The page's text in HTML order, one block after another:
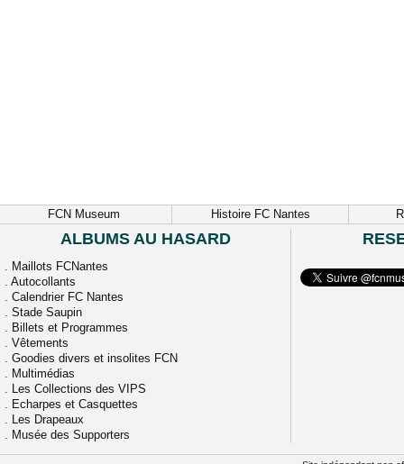
FCN Museum Histoire FC Nantes
ALBUMS AU HASARD
. Maillots FCNantes
. Autocollants
. Calendrier FC Nantes
. Stade Saupin
. Billets et Programmes
. Vêtements
. Goodies divers et insolites FCN
. Multimédias
. Les Collections des VIPS
. Echarpes et Casquettes
. Les Drapeaux
. Musée des Supporters